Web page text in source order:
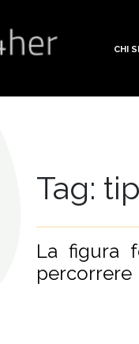
Chi
Tag:
La figura
percorrere